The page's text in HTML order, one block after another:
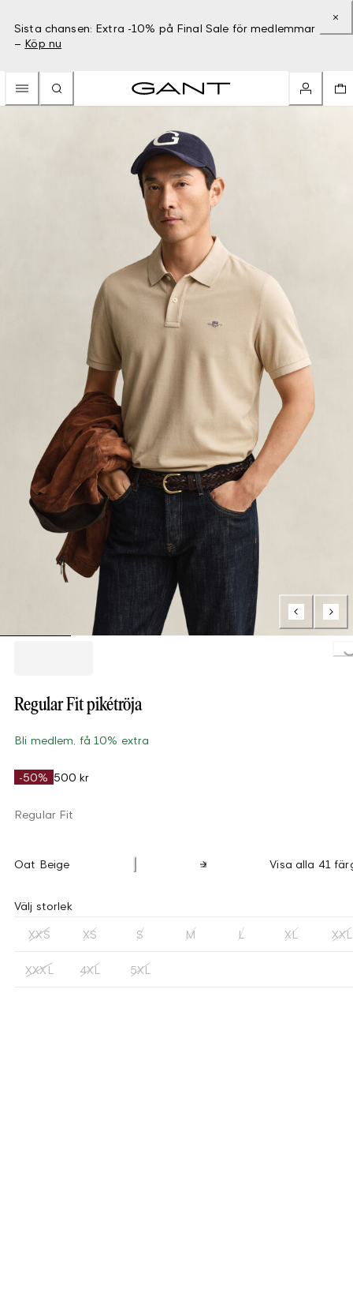
Sista chansen: Extra -10% på Final Sale för medlemmar
– Köp nu
Regular Fit pikétröja
Bli medlem, få 10% extra
-50% 500 kr
Regular Fit
Oat Beige Visa alla 41
Välj storlek
XXS XS S M L XL XXL
XXXL 4XL 5XL